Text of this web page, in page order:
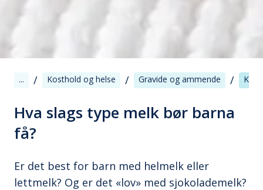
... / Kosthold og helse / Gravide og ammende /
Hva slags type melk bør barna
få?
Er det best for barn med helmelk eller
lettmelk? Og er det «lov» med sjokolademelk?